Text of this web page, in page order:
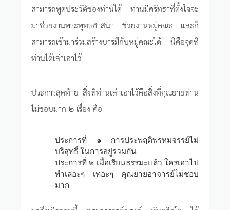
สามารถพูดประวัติของท่านได้ ท่านมีศรัทธาที่ตั้งใจจะ
มาช่วยงานพระพุทธศาสนา ช่วยงานหมู่คณะ และก็
สามารถเข้ามาร่วมสร้างบารมีกับหมู่คณะได้ นี่คือจุดที่
ท่านได้เล่าเอาไว้
ประการสุดท้าย สิ่งที่ท่านเล่าเอาไว้คือสิ่งที่คุณยายท่าน
ไม่ชอบมาก ๒ เรื่อง คือ
ประการที่ ๑ การประพฤติพรหมจรรย์ไม่
บริสุทธิ์ ในการอยู่รวมกัน
ประการที่ ๒ เมื่อเรียนธรรมะแล้ว ใครเอาไป
ทำเลอะๆ เทอะๆ คุณยายอาจารย์ไม่ชอบ
มาก